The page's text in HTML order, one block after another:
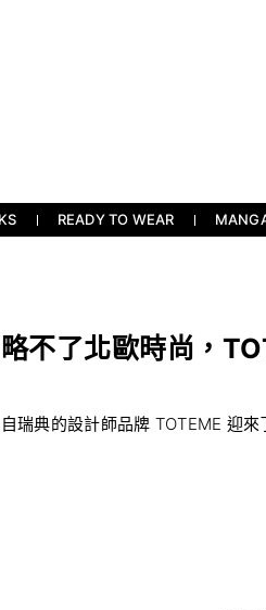
READY TO WEAR
不了北歐時尚，
瑞典的設計師品牌 TOTEME 迎